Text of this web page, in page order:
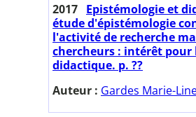
2017 Epistémologie et
étude d'épistémologie
l'activité de recherche
chercheurs : intérêt pour
didactique. p. ??
Auteur : Gardes Marie-